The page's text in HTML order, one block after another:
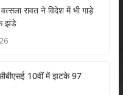
eरावत ने विदेश में भी गाड़े
झंडे
10वीं में झटके 97